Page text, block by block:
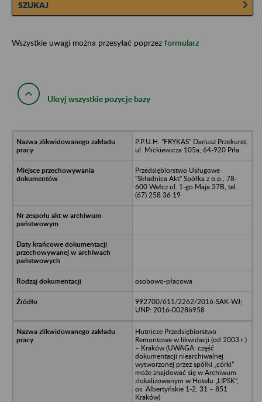
SZUKAJ
Wszystkie uwagi można przesyłać poprzez formularz
Ukryj wszystkie pozycje bazy
P.P.U.H. "FRYKAS" Dariusz Przekurat,
ul. Mickiewicza 105a, 64-920 Piła
Przedsiębiorstwo Usługowe
"Składnica Akt" Spółka z o.o., 78-
600 Wałcz ul. 1-go Maja 37B, tel.
(67) 258 36 19
osobowo-płacowa
992700/611/2262/2016-SAK-WJ;
UNP: 2016-00286958
Hutnicze Przedsiębiorstwo
Remontowe w likwidacji (od 2003 r.)
– Kraków (UWAGA: część
dokumentacji niearchiwalnej
wytworzonej przez spółki „córki”
może znajdować się w Archiwum
zlokalizowanym w Hotelu „LIPSK”,
os. Albertyńskie 1-2, 31 – 851
Kraków)